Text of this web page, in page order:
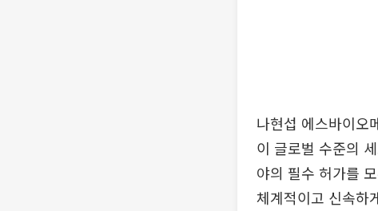
나현섭 에스바이오
이 글로벌 수준의
야의 필수 허가를
체계적이고 신속하